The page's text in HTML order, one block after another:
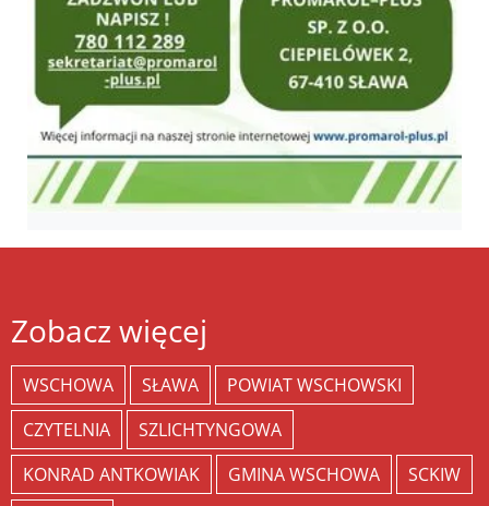
Zobacz więcej
WSCHOWA SŁAWA
POWIAT WSCHOWSKI
CZYTELNIA
SZLICHTYNGOWA
KONRAD ANTKOWIAK
GMINA WSCHOWA
SCKIW